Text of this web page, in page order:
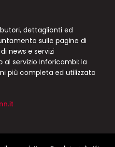
dettaglianti ed
sulle pagine di
di news e servizi
al servizio Inforicambi: la
più completa ed utilizzata